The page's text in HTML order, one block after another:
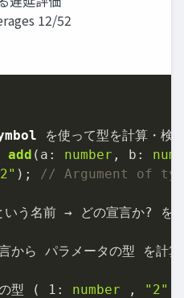
12/52
add ( a: number , b:
); // Argument of
う名前 → どの宣言か? を
から パラメータの型 を
型 ( 1 : number , "2"